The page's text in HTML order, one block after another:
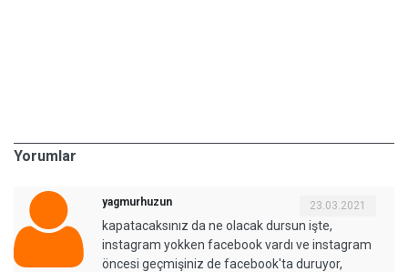
Yorumlar
yagmurhuzun 23.03.2021
kapatacaksınız da ne olacak dursun işte,
instagram yokken facebook vardı ve instagram
öncesi geçmişiniz de facebook'ta duruyor,